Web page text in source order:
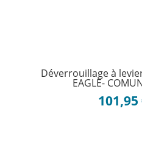
Déverrouillage à
EAGLE-
101,95